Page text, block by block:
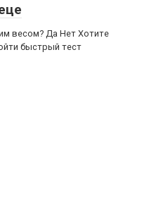
весом? Да Нет Хотите
быстрый тест